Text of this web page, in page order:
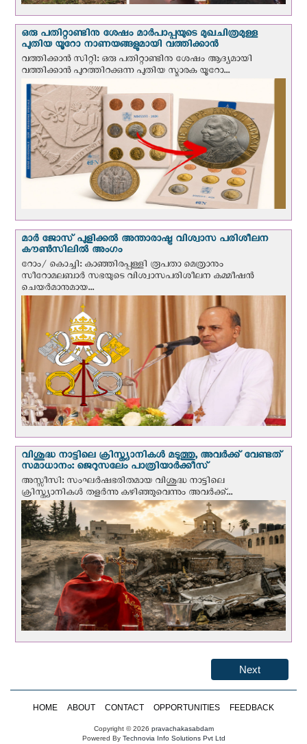
ഒരു പതിറ്റാണ്ടിനു ശേഷം മാർപാപ്പയുടെ മുഖചിത്രമുള്ള
പുതിയ യൂറോ നാണയങ്ങളുമായി വത്തിക്കാന്‍
വത്തിക്കാന്‍ സിറ്റി: ഒരു പതിറ്റാണ്ടിനു ശേഷം ആദ്യമായി
വത്തിക്കാൻ പുറത്തിറക്കുന്ന പുതിയ സ്മാരക യൂറോ...
മാർ ജോസ് പുളിക്കൽ അന്താരാഷ്ട്ര വിശ്വാസ പരിശീലന
കൗൺസിലിൽ അംഗം
റോം/ കൊച്ചി: കാഞ്ഞിരപ്പള്ളി രൂപതാ മെത്രാനും
സീറോമലബാർ സഭയുടെ വിശ്വാസപരിശീലന കമ്മീഷൻ
ചെയർമാനുമായ...
വിശുദ്ധ നാട്ടിലെ ക്രിസ്ത്യാനികൾ മടുത്തു, അവർക്ക് വേണ്ടത്
സമാധാനം: ജെറുസലേം പാത്രിയാര്‍ക്കീസ്
അസ്സീസി: സംഘര്‍ഷഭരിതമായ വിശുദ്ധ നാട്ടിലെ
ക്രിസ്ത്യാനികൾ തളര്‍ന്നു കഴിഞ്ഞുവെന്നും അവർക്ക്...
Next
HOME ABOUT CONTACT OPPORTUNITIES FEEDBACK
Copyright © 2026 pravachakasabdam
Powered ByTechnovia Info Solutions Pvt Ltd